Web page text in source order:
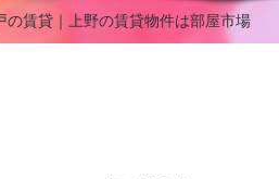
賃貸｜上野の賃貸物件は部屋市場